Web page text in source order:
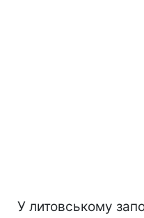
У литовському